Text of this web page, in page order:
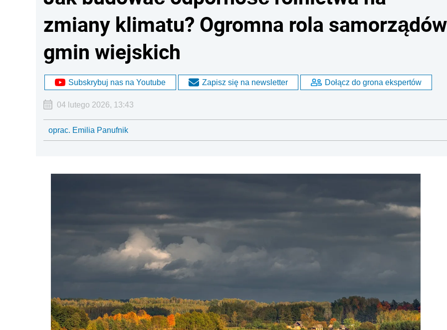
zmiany klimatu? Ogromna rola samorządów
gmin wiejskich
Subskrybuj nas na Youtube Zapisz się na newsletter Dołącz do grona ekspertów
04 lutego 2026, 13:43
oprac. Emilia Panufnik